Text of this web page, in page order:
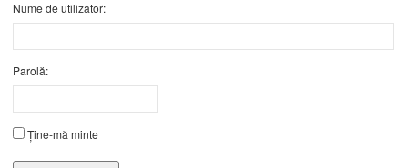
Nume de utilizator:
Parolă:
Ține-mă minte